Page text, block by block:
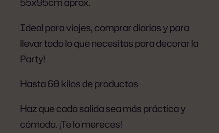
Ideal para viajes, comprar diarias y para
llevar todo lo que necesitas para decorar la
Party!
Hasta 60 kilos de productos
Haz que cada salida sea más práctica y
cómoda. ¡Te lo mereces!